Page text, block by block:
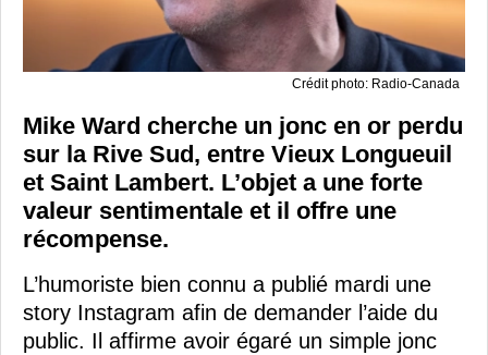
Crédit photo: Radio-Canada
Mike Ward cherche un jonc en or perdu
sur la Rive Sud, entre Vieux Longueuil
et Saint Lambert. L’objet a une forte
valeur sentimentale et il offre une
récompense.
L’humoriste bien connu a publié mardi une
story Instagram afin de demander l’aide du
public. Il affirme avoir égaré un simple jonc